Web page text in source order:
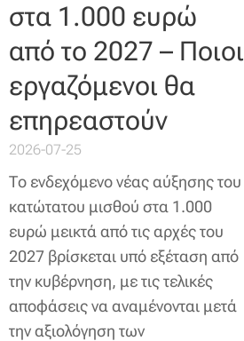
στα 1.000 ευρώ
από το 2027 – Ποιοι
εργαζόμενοι θα
επηρεαστούν
2026-07-25
Το ενδεχόμενο νέας αύξησης του
κατώτατου μισθού στα 1.000
ευρώ μεικτά από τις αρχές του
2027 βρίσκεται υπό εξέταση από
την κυβέρνηση, με τις τελικές
αποφάσεις να αναμένονται μετά
την αξιολόγηση των